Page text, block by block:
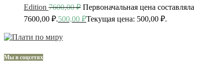
Edition 7600,00₽ Первоначальная цена составляла
7600,00 ₽.500,00 ₽Текущая цена: 500,00 ₽.
Мы в соцсетях